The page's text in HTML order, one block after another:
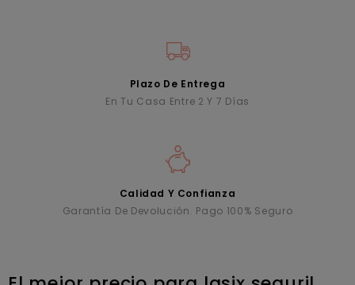
Plazo De Entrega
En Tu Casa Entre 2 Y 7 Días
Calidad Y Confianza
Garantía De Devolución. Pago 100% Seguro